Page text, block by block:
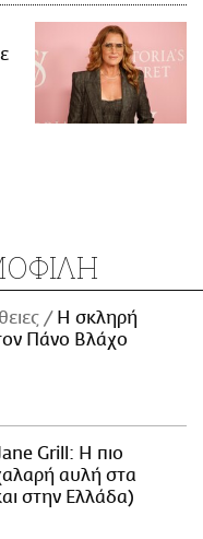
H σκληρή
Πάνο Βλάχο
Grill: Η πιο
αυλή στα
στην Ελλάδα)